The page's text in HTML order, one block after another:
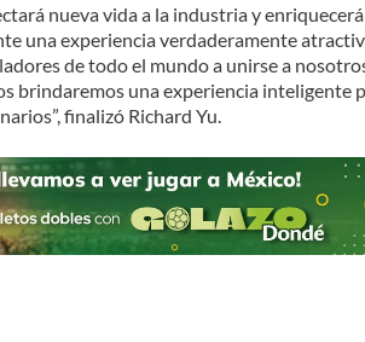
nueva vida a la industria y enriquecerá
una experiencia verdaderamente
de todo el mundo a unirse a
brindaremos una experiencia inteligente
finalizó Richard Yu.